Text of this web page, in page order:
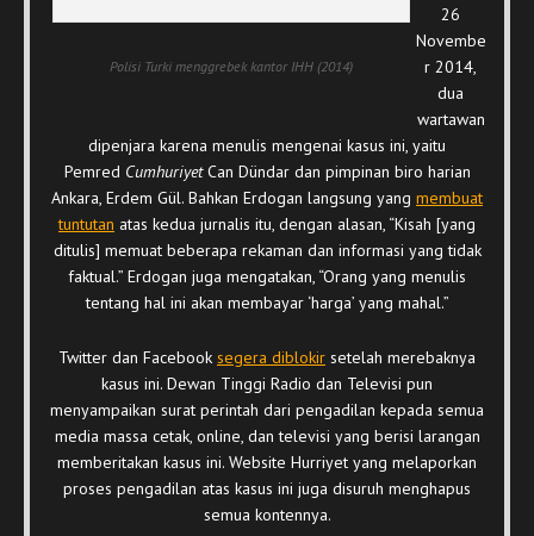
Polisi Turki menggrebek kantor IHH (2014)
26
Novembe
r 2014,
dua
wartawan
dipenjara karena menulis mengenai kasus ini, yaitu
Pemred CumhuriyetCan Dündar dan pimpinan biro harian
Ankara, Erdem Gül. Bahkan Erdogan langsung yang membuat
tuntutan atas kedua jurnalis itu, dengan alasan, “Kisah [yang
ditulis] memuat beberapa rekaman dan informasi yang tidak
faktual.” Erdogan juga mengatakan, “Orang yang menulis
tentang hal ini akan membayar ‘harga’ yang mahal.”
Twitter dan Facebook segera diblokir setelah merebaknya
kasus ini. Dewan Tinggi Radio dan Televisi pun
menyampaikan surat perintah dari pengadilan kepada semua
media massa cetak, online, dan televisi yang berisi larangan
memberitakan kasus ini. Website Hurriyet yang melaporkan
proses pengadilan atas kasus ini juga disuruh menghapus
semua kontennya.